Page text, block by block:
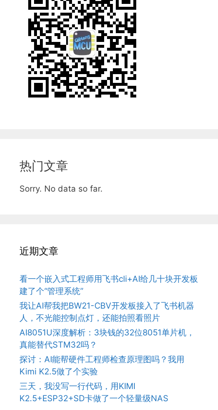
热门文章
Sorry. No data so far.
近期文章
看一个嵌入式工程师用飞书cli+AI给几十块开发板
建了个“管理系统”
我让AI帮我把BW21-CBV开发板接入了飞书机器
人，不光能控制点灯，还能拍照看照片
AI8051U深度解析：3块钱的32位8051单片机，
真能替代STM32吗？
探讨：AI能帮硬件工程师检查原理图吗？我用
Kimi K2.5做了个实验
三天，我没写一行代码，用KIMI
K2.5+ESP32+SD卡做了一个轻量级NAS